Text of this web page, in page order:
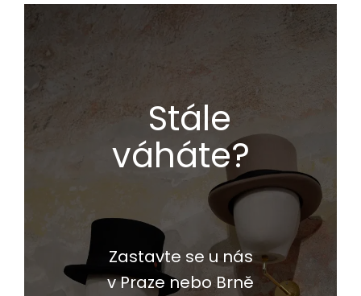
Stále
váháte?
Zastavte se u nás
v Praze nebo Brně